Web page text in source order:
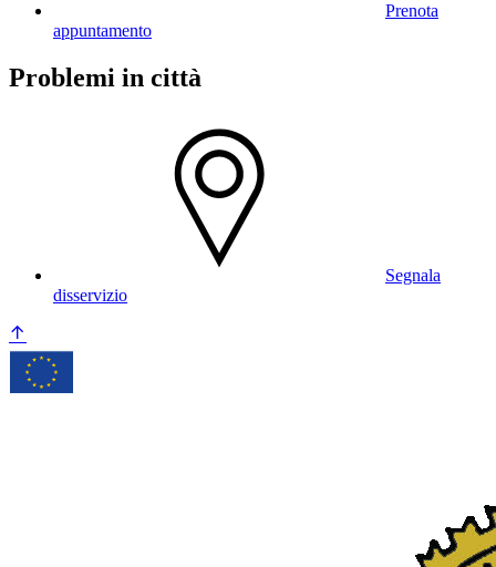
Prenota
appuntamento
Problemi in città
Segnala
disservizio